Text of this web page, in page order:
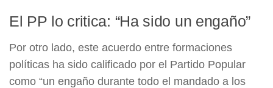
El PP lo critica: “Ha sido un engaño”
Por otro lado, este acuerdo entre formaciones
políticas ha sido calificado por el Partido Popular
como “un engaño durante todo el mandado a los